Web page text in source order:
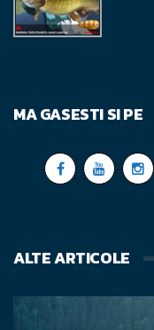
MA GASESTI SI PE
ALTE ARTICOLE